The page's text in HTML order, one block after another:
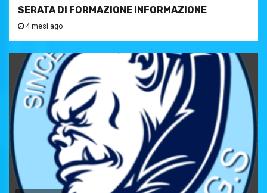
SERATA DI FORMAZIONE INFORMAZIONE
4 mesi ago